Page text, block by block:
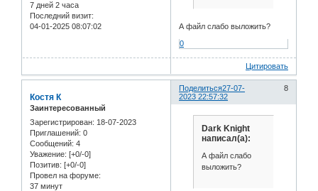
7 дней 2 часа
Последний визит:
04-01-2025 08:07:02
А файл слабо выложить?
0
Цитировать
Поделиться 8
27-07-
2023 22:57:32
Костя К
Заинтересованный
Зарегистрирован: 18-07-2023
Приглашений: 0
Сообщений: 4
Уважение: [+0/-0]
Позитив: [+0/-0]
Провел на форуме:
37 минут
Dark Knight
написал(а):
А файл слабо
выложить?